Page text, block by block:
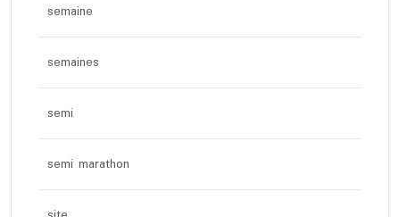
semaine
semaines
semi
semi marathon